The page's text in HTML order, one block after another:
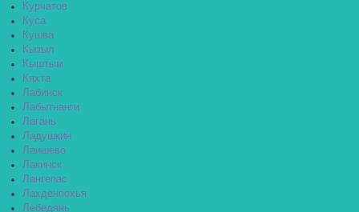
Курчатов
Куса
Кушва
Кызыл
Кыштым
Кяхта
Лабинск
Лабытнанги
Лагань
Ладушкин
Лаишево
Лакинск
Лангепас
Лахденпохья
Лебедянь